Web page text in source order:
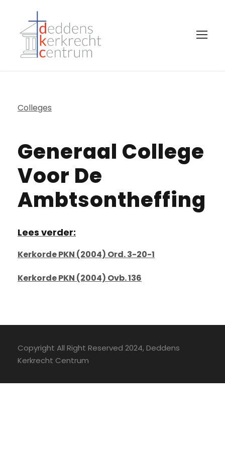
Colleges
Generaal College
Voor De
Ambtsontheffing
Lees verder:
Kerkorde PKN (2004) Ord. 3-20-1
Kerkorde PKN (2004) Ovb. 136
Copyright All Right Reserved 2024, Deddens
Kerkrecht Centrum